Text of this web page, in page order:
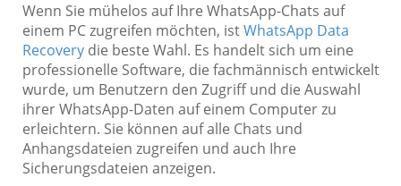
Wenn Sie mühelos auf Ihre WhatsApp-Chats auf
einem PC zugreifen möchten, istWhatsApp Data
Recovery die beste Wahl. Es handelt sich um eine
professionelle Software, die fachmännisch entwickelt
wurde, um Benutzern den Zugriff und die Auswahl
ihrer WhatsApp-Daten auf einem Computer zu
erleichtern. Sie können auf alle Chats und
Anhangsdateien zugreifen und auch Ihre
Sicherungsdateien anzeigen.